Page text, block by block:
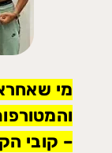
מי
– קובי